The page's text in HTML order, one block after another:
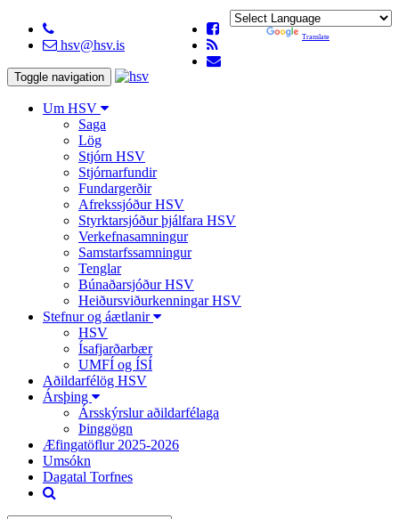
hsv@hsv.is
Translate
Toggle navigation
Um HSV
Saga
Lög
Stjórn HSV
Stjórnarfundir
Fundargerðir
Afrekssjóður HSV
Styrktarsjóður þjálfara HSV
Verkefnasamningur
Samstarfssamningur
Tenglar
Búnaðarsjóður HSV
Heiðursviðurkenningar HSV
Stefnur og áætlanir
HSV
Ísafjarðarbær
UMFÍ og ÍSÍ
Aðildarfélög HSV
Ársþing
Ársskýrslur aðildarfélaga
Þinggögn
Æfingatöflur 2025-2026
Umsókn
Dagatal Torfnes